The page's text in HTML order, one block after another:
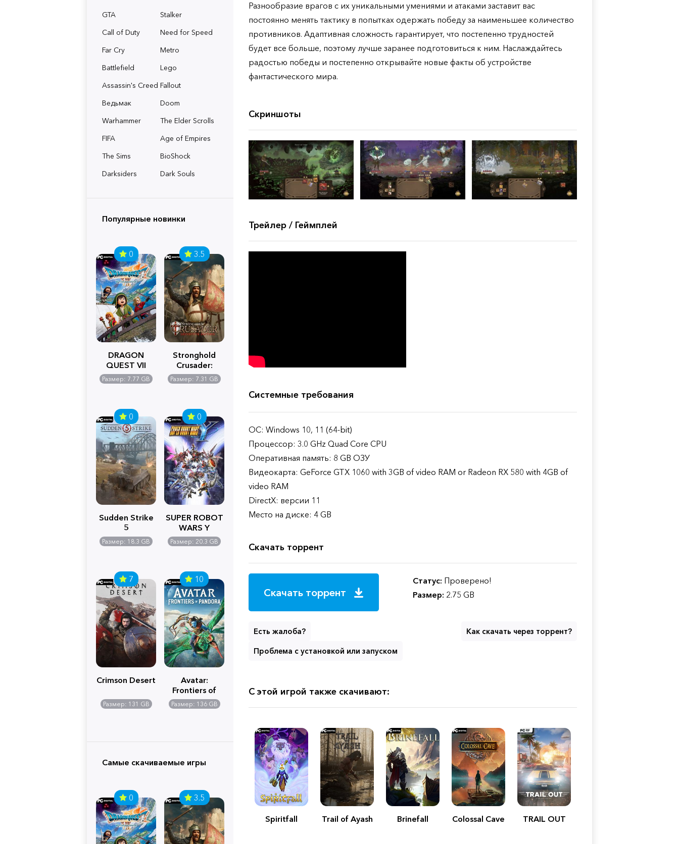
GTA
Stalker
Call of Duty
Need for Speed
Far Cry
Metro
Battlefield
Lego
Assassin's Creed Fallout
Ведьмак
Doom
Warhammer
The Elder Scrolls
FIFA
Age of Empires
The Sims
BioShock
Darksiders
Dark Souls
Популярные новинки
0
DRAGON
QUEST VII
Reimagined
Размер: 7.77 GB
3.5
Stronghold
Crusader:
Definitive
Edition
Размер: 7.31 GB
0
Sudden Strike
5
Размер: 18.3 GB
0
SUPER ROBOT
WARS Y
Размер: 20.3 GB
7
Crimson Desert
Размер: 131 GB
10
Avatar:
Frontiers of
Pandora
Размер: 136 GB
Самые скачиваемые игры
0 3.5
Разнообразие врагов с их уникальными умениями и атаками заставит вас
постоянно менять тактику в попытках одержать победу за наименьшее количество
противников. Адаптивная сложность гарантирует, что постепенно трудностей
будет все больше, поэтому лучше заранее подготовиться к ним. Наслаждайтесь
радостью победы и постепенно открывайте новые факты об устройстве
фантастического мира.
Скриншоты
Трейлер / Геймплей
Системные требования
ОС: Windows 10, 11 (64-bit)
Процессор: 3.0 GHz Quad Core CPU
Оперативная память: 8 GB ОЗУ
Видеокарта: GeForce GTX 1060 with 3GB of video RAM or Radeon RX 580 with 4GB of
video RAM
DirectX: версии 11
Место на диске: 4 GB
Скачать торрент
Скачать торрент
Статус: Проверено!
Размер: 2.75 GB
Есть жалоба? Как скачать через торрент?
Проблема с установкой или запуском
С этой игрой также скачивают:
Spiritfall Trail of Ayash Brinefall Colossal Cave TRAIL OUT